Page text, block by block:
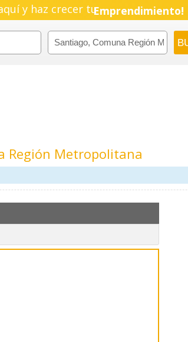
y haz crecer tuPyme!
Emprendimiento!
Región Metropolitana